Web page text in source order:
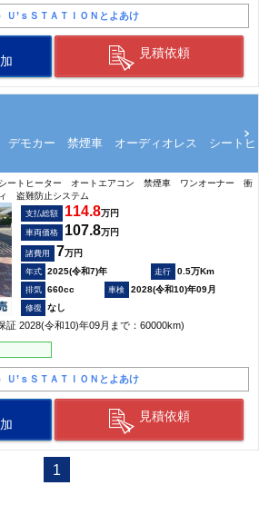
Ｕ’ｓＳＴＡＴＩＯＮとよあけ
見積依頼
モカー 禁煙車 オーディオレス シートヒ
ートヒーター オートエアコン 禁煙車 ワンオーナー 衝
盗難防止システム
支払総額 114.8万円
車両価格 107.8万円
諸費用 7万円
2025(令和7)年
0.5万Km
660cc
2028(令和10)年09月
なし
証 2028(令和10)年09月まで：60000km)
Ｕ’ｓＳＴＡＴＩＯＮとよあけ
見積依頼
1